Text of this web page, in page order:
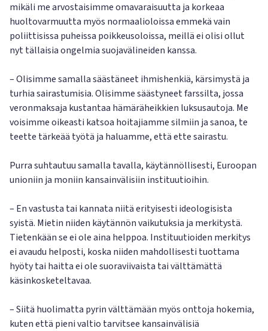
mikäli me arvostaisimme omavaraisuutta ja korkeaa
huoltovarmuutta myös normaalioloissa emmekä vain
poliittisissa puheissa poikkeusoloissa, meillä ei olisi ollut
nyt tällaisia ongelmia suojavälineiden kanssa.
– Olisimme samalla säästäneet ihmishenkiä, kärsimystä ja
turhia sairastumisia. Olisimme säästyneet farssilta, jossa
veronmaksaja kustantaa hämäräheikkien luksusautoja. Me
voisimme oikeasti katsoa hoitajiamme silmiin ja sanoa, te
teette tärkeää työtä ja haluamme, että ette sairastu.
Purra suhtautuu samalla tavalla, käytännöllisesti, Euroopan
unioniin ja moniin kansainvälisiin instituutioihin.
– En vastusta tai kannata niitä erityisesti ideologisista
syistä. Mietin niiden käytännön vaikutuksia ja merkitystä.
Tietenkään se ei ole aina helppoa. Instituutioiden merkitys
ei avaudu helposti, koska niiden mahdollisesti tuottama
hyöty tai haitta ei ole suoraviivaista tai välttämättä
käsinkosketeltavaa.
– Siitä huolimatta pyrin välttämään myös onttoja hokemia,
kuten että pieni valtio tarvitsee kansainvälisiä